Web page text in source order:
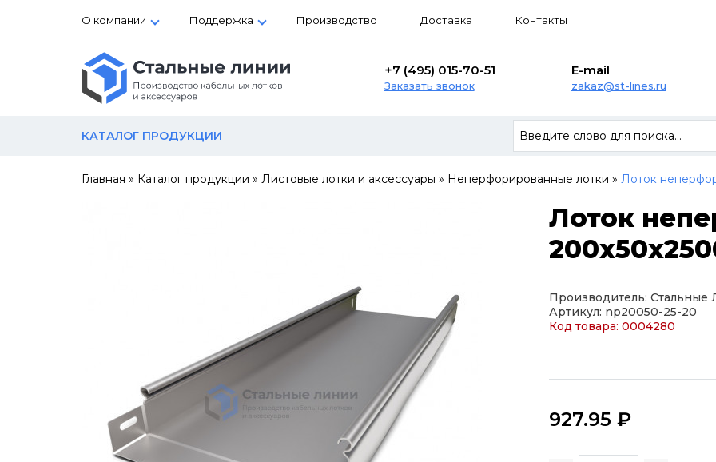
О компании Поддержка Производство Доставка Контакты
+7 (495) 015-70-51
Заказать звонок
E-mail
zakaz@st-lines.ru
КАТАЛОГ ПРОДУКЦИИ
Главная » Каталог продукции » Листовые лотки и аксессуары » Неперфорированные лотки » Лоток
Лоток
Производитель: Стальные
Артикул: np20050-25-20
Код товара: 0004280
927.95 ₽